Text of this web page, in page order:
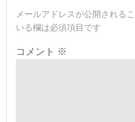
ゲ
ー
メールアドレスが公開される
いる欄は必須項目です
コメント ※